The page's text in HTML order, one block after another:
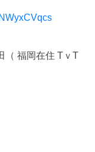
（ 福岡在住 TｖT